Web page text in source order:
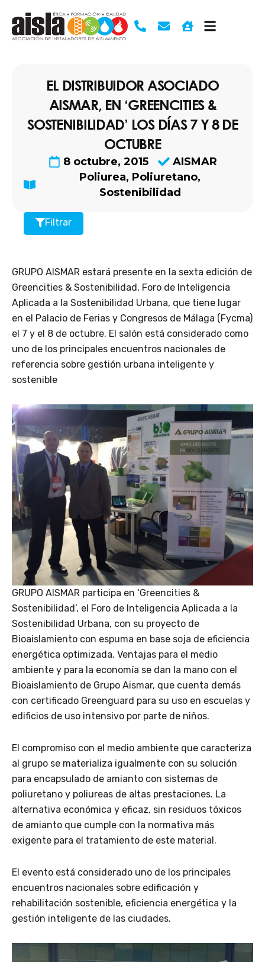
contenido
EL DISTRIBUIDOR ASOCIADO
AISMAR, EN ‘GREENCITIES &
SOSTENIBILIDAD’ LOS DÍAS 7 Y 8 DE
OCTUBRE
8 octubre, 2015
AISMAR
Poliurea, Poliuretano,
Sostenibilidad
Filtrar
GRUPO AISMAR estará presente en la sexta edición de
Greencities & Sostenibilidad, Foro de Inteligencia
Aplicada a la Sostenibilidad Urbana, que tiene lugar
en el Palacio de Ferias y Congresos de Málaga (Fycma)
el 7 y el 8 de octubre. El salón está considerado como
uno de los principales encuentros nacionales de
referencia sobre gestión urbana inteligente y
sostenible
GRUPO AISMAR participa en ‘Greencities &
Sostenibilidad’, el Foro de Inteligencia Aplicada a la
Sostenibilidad Urbana, con su proyecto de
Bioaislamiento con espuma en base soja de eficiencia
energética optimizada. Ventajas para el medio
ambiente y para la economía se dan la mano con el
Bioaislamiento de Grupo Aismar, que cuenta demás
con certificado Greenguard para su uso en escuelas y
edificios de uso intensivo por parte de niños.
El compromiso con el medio ambiente que caracteriza
al grupo se materializa igualmente con su solución
para encapsulado de amianto con sistemas de
poliuretano y poliureas de altas prestaciones. La
alternativa económica y eficaz, sin residuos tóxicos
de amianto que cumple con la normativa más
exigente para el tratamiento de este material.
El evento está considerado uno de los principales
encuentros nacionales sobre edificación y
rehabilitación sostenible, eficiencia energética y la
gestión inteligente de las ciudades.